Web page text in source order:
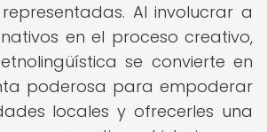
Al involucrar a
en el proceso creativo,
se convierte en
poderosa para empoderar
locales y ofrecerles una